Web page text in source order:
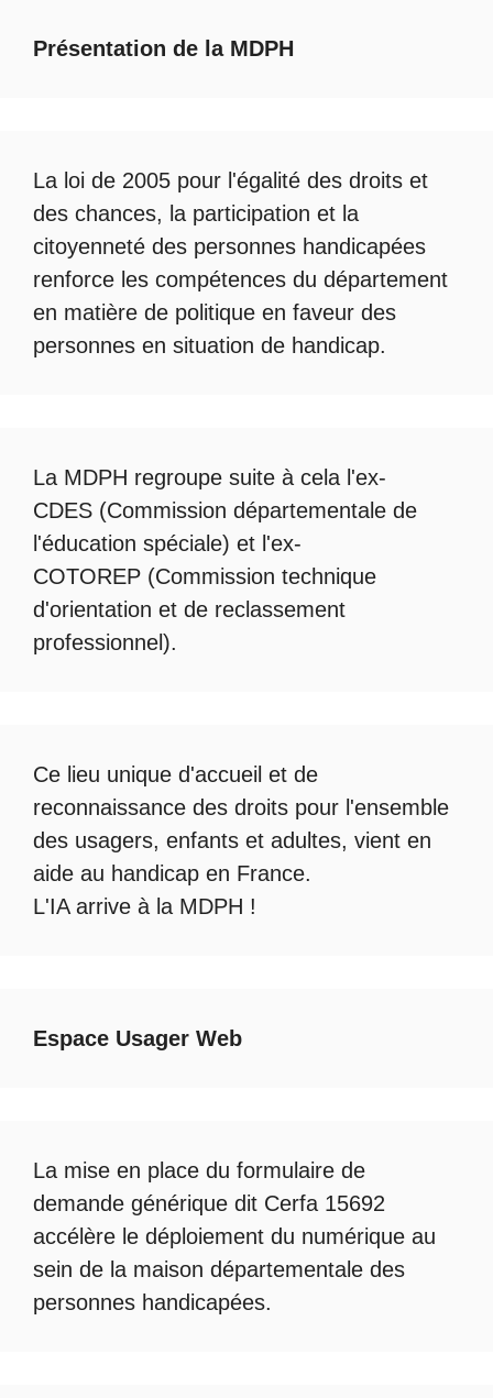
Présentation de la MDPH
La loi de 2005 pour l'égalité des droits et
des chances, la participation et la
citoyenneté des personnes handicapées
renforce les compétences du département
en matière de politique en faveur des
personnes en situation de handicap.
La MDPH regroupe suite à cela l'ex-
CDES (Commission départementale de
l'éducation spéciale) et l'ex-
COTOREP (Commission technique
d'orientation et de reclassement
professionnel).
Ce lieu unique d'accueil et de
reconnaissance des droits pour l'ensemble
des usagers, enfants et adultes, vient en
aide au handicap en France.
L'IA arrive à la MDPH !
Espace Usager Web
La mise en place du formulaire de
demande générique dit Cerfa 15692
accélère le déploiement du numérique au
sein de la maison départementale des
personnes handicapées.